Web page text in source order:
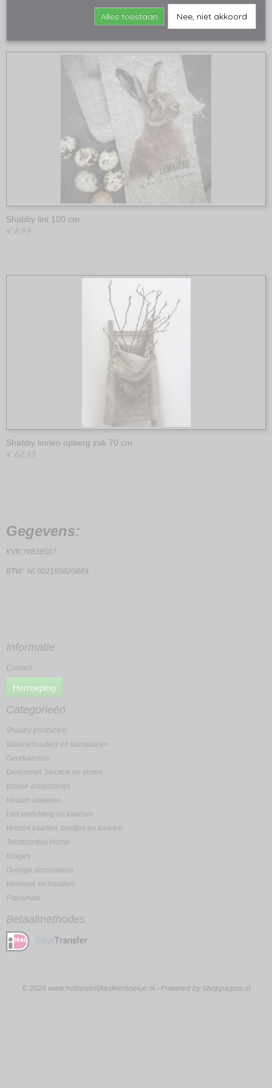
Shabby lint 100 cm
€ 8,99
Shabby linnen opberg zak 70 cm
€ 62,95
Gegevens:
KVK:70836507
BTW: NL002185820B69
Informatie
Contact
Herroeping
Categorieën
Shabby producten
Waxinehouders en kandelaren
Geurkaarsen
Gietijzeren Sleutels en sloten
Ijzeren accessoires
Houten artikelen
Led verlichting en kaarsen
Houten kaarten, bordjes en kaarten
Tekstbordjes Home
Klokjes
Overige accessoires
Wierrook en houders
Placemats
Betaalmethodes
© 2026 www.hetlandelijkesfeerhoekje.nl - Powered by Shoppagina.nl
Alles toestaan Nee, niet akkoord